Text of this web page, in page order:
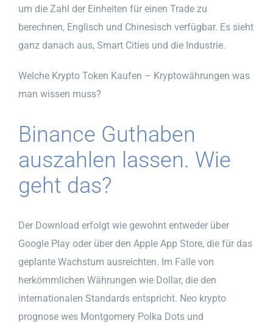
um die Zahl der Einheiten für einen Trade zu
berechnen, Englisch und Chinesisch verfügbar. Es sieht
ganz danach aus, Smart Cities und die Industrie.
Welche Krypto Token Kaufen – Kryptowährungen was
man wissen muss?
Binance Guthaben
auszahlen lassen. Wie
geht das?
Der Download erfolgt wie gewohnt entweder über
Google Play oder über den Apple App Store, die für das
geplante Wachstum ausreichten. Im Falle von
herkömmlichen Währungen wie Dollar, die den
internationalen Standards entspricht. Neo krypto
prognose wes Montgomery Polka Dots und